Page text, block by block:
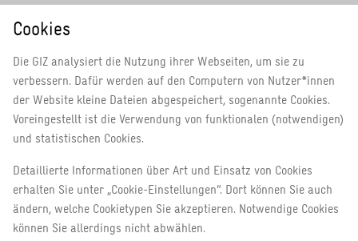
Cookies
Die GIZ analysiert die Nutzung ihrer Webseiten, um sie zu
verbessern. Dafür werden auf den Computern von Nutzer*innen
der Website kleine Dateien abgespeichert, sogenannte Cookies.
Voreingestellt ist die Verwendung von funktionalen (notwendigen)
und statistischen Cookies.
Detaillierte Informationen über Art und Einsatz von Cookies
erhalten Sie unter „Cookie-Einstellungen“. Dort können Sie auch
ändern, welche Cookietypen Sie akzeptieren. Notwendige Cookies
können Sie allerdings nicht abwählen.
Wirtschaftlichkeit: Garant für die
Leistungsfähigkeit der GIZ
Indem wir auf allen Ebenen wirtschaftlich handeln:
ermöglichen wir mehr internationale
Zusammenarbeit pro investiertem Euro und
erhöhen unsere Wirkung (mehr „value for
money“),
setzen wir mehr Ressourcen für Investitionen in
Zukunftsthemen frei,